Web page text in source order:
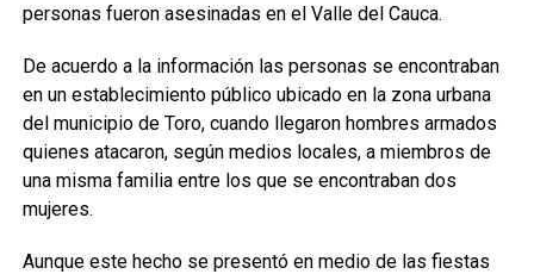
personas fueron asesinadas en el Valle del Cauca.
De acuerdo a la información las personas se encontraban
en un establecimiento público ubicado en la zona urbana
del municipio de Toro, cuando llegaron hombres armados
quienes atacaron, según medios locales, a miembros de
una misma familia entre los que se encontraban dos
mujeres.
Aunque este hecho se presentó en medio de las fiestas